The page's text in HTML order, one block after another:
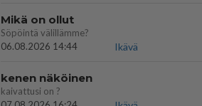
Mikä on ollut
Söpöintä välillämme?
06.08.2026 14:44
Ikävä
kenen näköinen
kaivattusi on ?